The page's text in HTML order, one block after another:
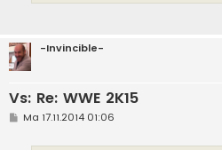
-Invincible-
Vs: Re: WWE 2K15
VMa 17.11.2014 01:06